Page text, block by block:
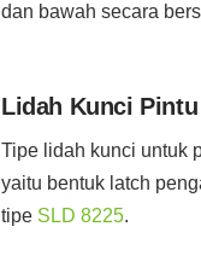
dan bawah secara
Lidah Kunci
Tipe lidah kunci untuk
yaitu bentuk latch
tipe SLD 8225.